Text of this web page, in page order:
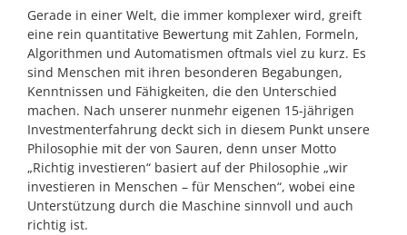
Gerade in einer Welt, die immer komplexer wird, greift
eine rein quantitative Bewertung mit Zahlen, Formeln,
Algorithmen und Automatismen oftmals viel zu kurz. Es
sind Menschen mit ihren besonderen Begabungen,
Kenntnissen und Fähigkeiten, die den Unterschied
machen. Nach unserer nunmehr eigenen 15-jährigen
Investmenterfahrung deckt sich in diesem Punkt unsere
Philosophie mit der von Sauren, denn unser Motto
„Richtig investieren“ basiert auf der Philosophie „wir
investieren in Menschen – für Menschen“, wobei eine
Unterstützung durch die Maschine sinnvoll und auch
richtig ist.